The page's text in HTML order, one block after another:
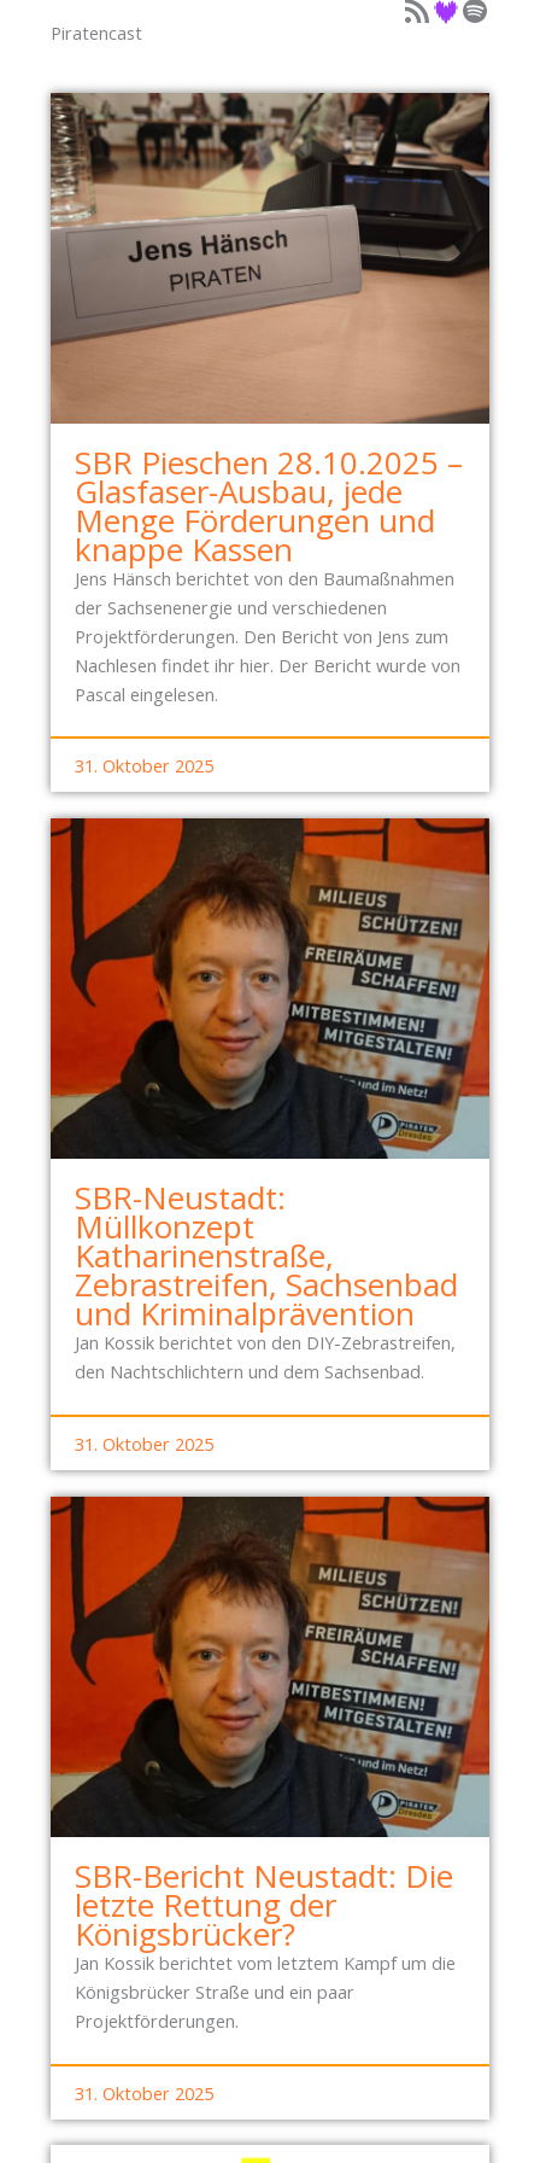
Piratencast
Podcast als Feed Podcast auf Deezer Podcast auf Spotify
SBR Pieschen 28.10.2025 –
Glasfaser-Ausbau, jede
Menge Förderungen und
knappe Kassen
Jens Hänsch berichtet von den Baumaßnahmen
der Sachsenenergie und verschiedenen
Projektförderungen. Den Bericht von Jens zum
Nachlesen findet ihr hier. Der Bericht wurde von
Pascal eingelesen.
31. Oktober 2025
SBR-Neustadt:
Müllkonzept
Katharinenstraße,
Zebrastreifen, Sachsenbad
und Kriminalprävention
Jan Kossik berichtet von den DIY-Zebrastreifen,
den Nachtschlichtern und dem Sachsenbad.
31. Oktober 2025
SBR-Bericht Neustadt: Die
letzte Rettung der
Königsbrücker?
Jan Kossik berichtet vom letztem Kampf um die
Königsbrücker Straße und ein paar
Projektförderungen.
31. Oktober 2025